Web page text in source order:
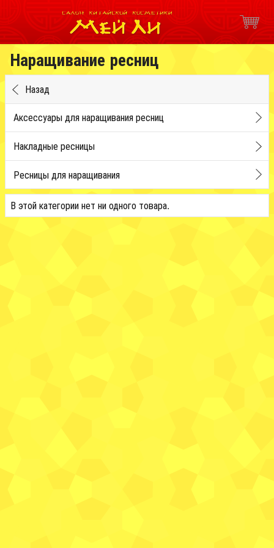
Наращивание ресниц
Назад
Аксессуары для наращивания ресниц
Накладные ресницы
Ресницы для наращивания
В этой категории нет ни одного товара.